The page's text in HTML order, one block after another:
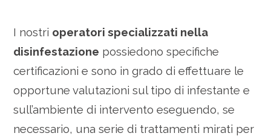
I nostri operatori specializzati nella
disinfestazione possiedono specifiche
certificazioni e sono in grado di effettuare le
opportune valutazioni sul tipo di infestante e
sull’ambiente di intervento eseguendo, se
necessario, una serie di trattamenti mirati per